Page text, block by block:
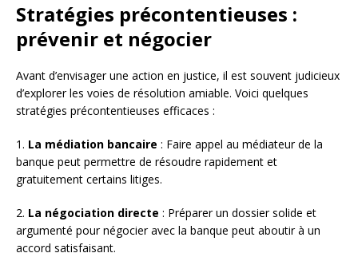
Stratégies précontentieuses :
prévenir et négocier
Avant d’envisager une action en justice, il est souvent judicieux
d’explorer les voies de résolution amiable. Voici quelques
stratégies précontentieuses efficaces :
1. La médiation bancaire : Faire appel au médiateur de la
banque peut permettre de résoudre rapidement et
gratuitement certains litiges.
2. La négociation directe : Préparer un dossier solide et
argumenté pour négocier avec la banque peut aboutir à un
accord satisfaisant.